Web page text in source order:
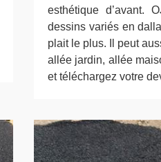
esthétique d’avant.
dessins variés en
plait le plus. Il peut
allée jardin, allée
et téléchargez votre